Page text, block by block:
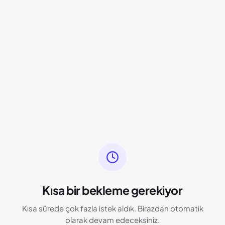
Kısa bir bekleme gerekiyor
Kısa sürede çok fazla istek aldık. Birazdan otomatik
olarak devam edeceksiniz.